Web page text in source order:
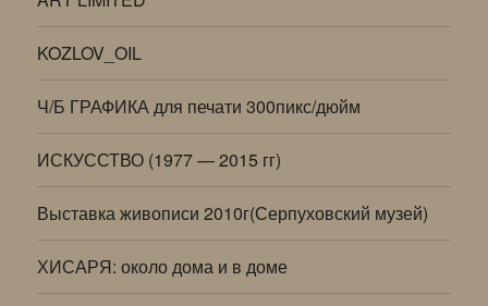
KOZLOV_OIL
Ч/Б ГРАФИКА для печати 300пикс/дюйм
ИСКУССТВО (1977 — 2015 гг)
Выставка живописи 2010г(Серпуховский музей)
ХИСАРЯ: около дома и в доме